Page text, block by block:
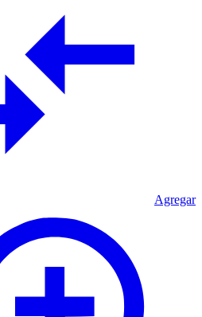
Agregar